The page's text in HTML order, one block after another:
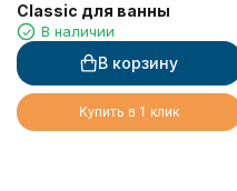
Classic для ванны
В наличии
В корзину
Купить в 1 клик